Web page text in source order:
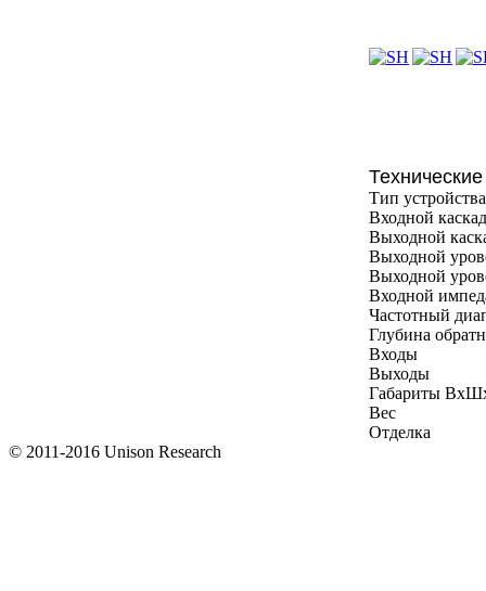
Тип устройства
Входной каскад
Выходной
Выходной
Выходной
Входной
Частотный
Глубина
Входы
Выходы
Габариты
Вес
Отделка
© 2011-2016 Unison Research